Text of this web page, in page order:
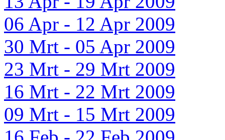
06 Apr - 12 Apr 2009
30 Mrt - 05 Apr 2009
23 Mrt - 29 Mrt 2009
16 Mrt - 22 Mrt 2009
09 Mrt - 15 Mrt 2009